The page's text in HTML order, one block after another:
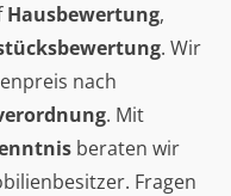
Hausbewertung,
. Wir
nach
. Mit
beraten wir
Fragen